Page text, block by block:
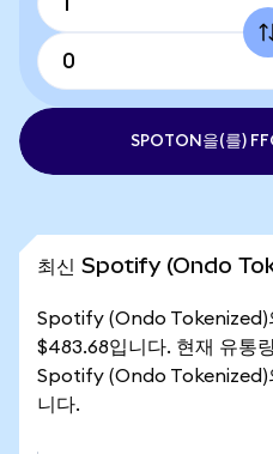
SPOTON을(를)
최신 Spotify (Ondo
Spotify (Ondo Tokenized)
$483.68입니다. 현재 유통
Spotify (Ondo Tokenized)
니다.